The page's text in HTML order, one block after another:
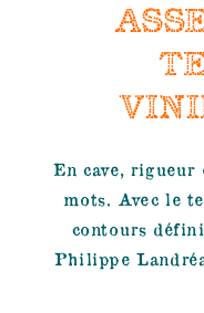
En cave, rigueur
mots. Avec le
contours
Philippe